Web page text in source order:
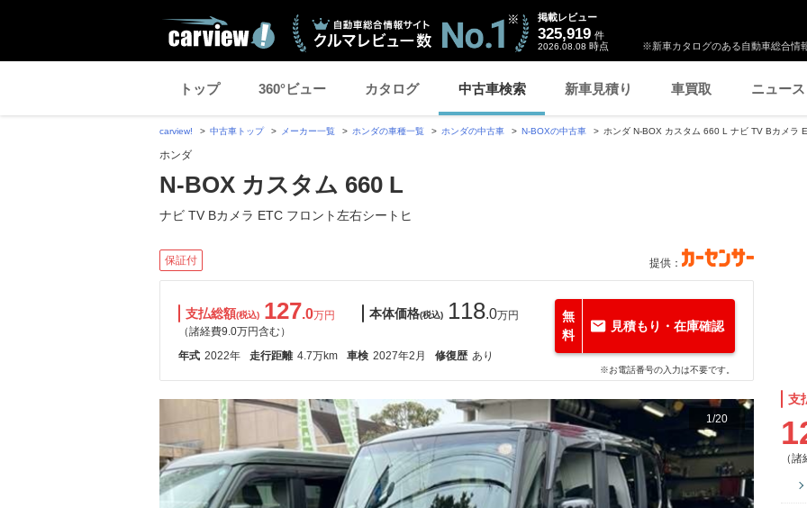
※新車カタログのある自動車総合情
掲載レビュー
325,919 件
2026.08.08 時点
トップ 360°ビュー カタログ 中古車検索 新車見積り 車買取 ニュース
carview! 中古車トップ メーカー一覧 ホンダの車種一覧 ホンダの中古車 N-BOXの中古車 ホンダ N-BOX カスタム 660 L ナビ TV Bカメラ
ホンダ
N-BOX カスタム 660 L
ナビ TV Bカメラ ETC フロント左右シートヒ
保証付 提供：
支払総額(税込) 127.0万円
（諸経費9.0万円含む）
本体価格(税込) 118.0万円
年式 2022年 走行距離 4.7万km 車検 2027年2月 修復歴 あり
無
料
見積もり・在庫確認
※お電話番号の入力は不要です。
1/20
支
（